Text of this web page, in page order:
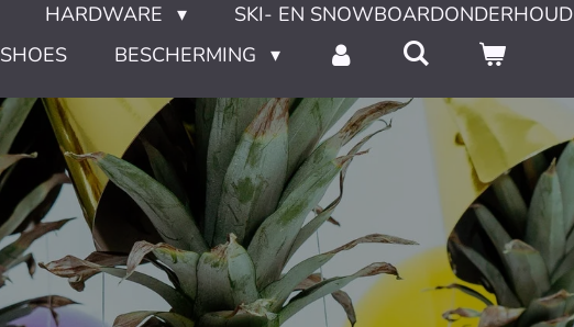
HARDWARE SKI- EN SNOWBOARDONDERHOUD
SHOES BESCHERMING